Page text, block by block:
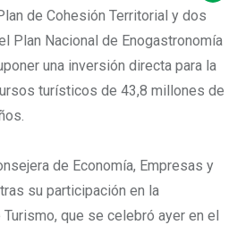
de Cohesión Territorial y dos
Plan Nacional de Enogastronomía
una inversión directa para la
turísticos de 43,8 millones de
de Economía, Empresas y
su participación en la
que se celebró ayer en el